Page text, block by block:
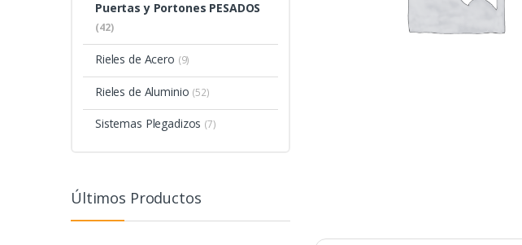
Puertas y Portones PESADOS
(42)
Rieles de Acero (9)
Rieles de Aluminio (52)
Sistemas Plegadizos (7)
Últimos Productos